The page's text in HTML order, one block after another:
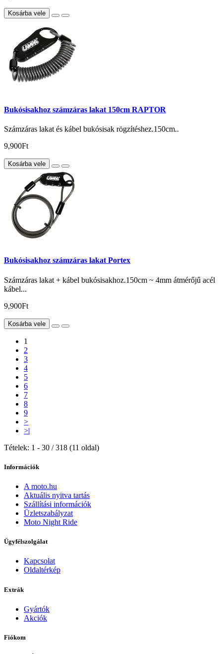
Kosárba vele
Bukósisakhoz számzáras lakat 150cm RAPTOR
Számzáras lakat és kábel bukósisak rögzítéshez.150cm..
9,900Ft
Kosárba vele
Bukósisakhoz számzáras lakat Portex
Számzáras lakat + kábel bukósisakhoz.150cm ~ 4mm átmérőjű acél
kábel...
9,900Ft
Kosárba vele
1
2
3
4
5
6
7
8
9
>
>|
Tételek: 1 - 30 / 318 (11 oldal)
Információk
A moto.hu
Aktuális nyitva tartás
Szállítási információk
Üzletszabályzat
Moto Night Ride
Ügyfélszolgálat
Kapcsolat
Oldaltérkép
Extrák
Gyártók
Akciók
Fiókom